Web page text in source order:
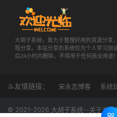
大胡子系统，致力于整理好用的资源分享
程分享。本站分享的系统仅为个人学习测
后24小时内删除，不得用于任何商业用途!
友情链接： 宋永志博客 系统
© 2021-2026 大胡子系统--关于本站